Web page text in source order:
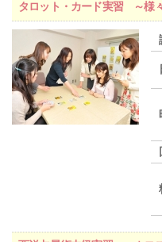
タロット・カード実習 ～様